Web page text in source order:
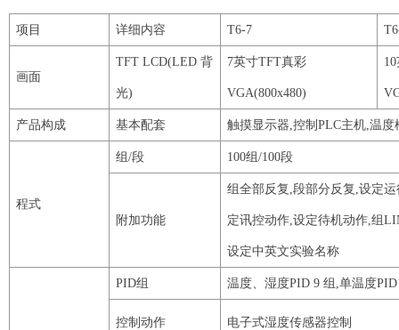
项目 详细内容 T6-7 T6
画面
TFT LCD(LED 背
光)
7英寸TFT真彩
VGA(800x480)
10
产品构成 基本配套 触摸显示器,控制PLC主机,温度
程式
组/段 100组/100段
附加功能
组全部反复 ,段部分反复,设定
定讯控动作,设定待机动作,组
设定中英文实验名称
PID组 温度、湿度PID 9 组 ,单温度PID
控制动作 电子式湿度传感器控制